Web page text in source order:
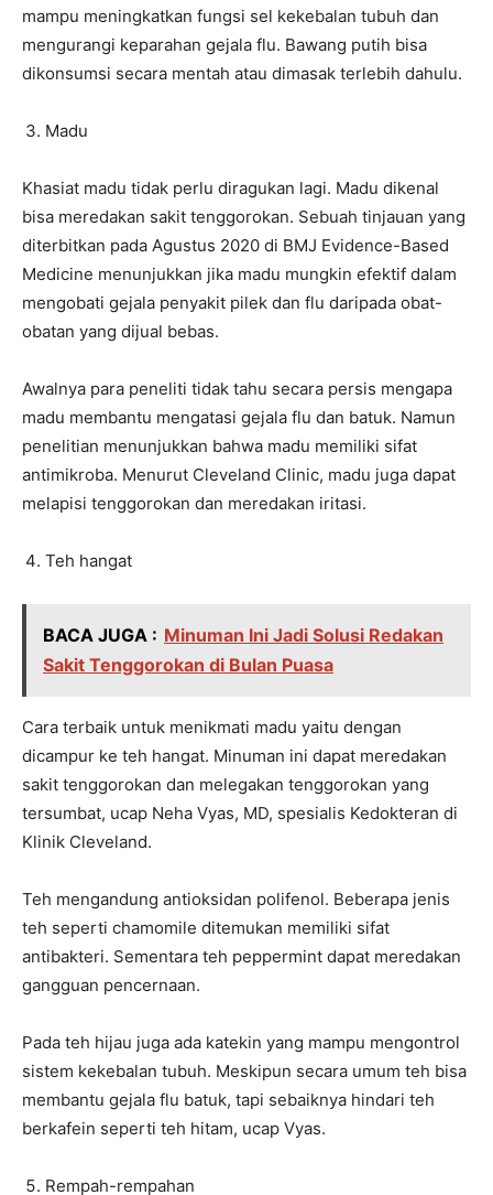
mampu meningkatkan fungsi sel kekebalan tubuh dan
mengurangi keparahan gejala flu. Bawang putih bisa
dikonsumsi secara mentah atau dimasak terlebih dahulu.
Madu
Khasiat madu tidak perlu diragukan lagi. Madu dikenal
bisa meredakan sakit tenggorokan. Sebuah tinjauan yang
diterbitkan pada Agustus 2020 di BMJ Evidence-Based
Medicine menunjukkan jika madu mungkin efektif dalam
mengobati gejala penyakit pilek dan flu daripada obat-
obatan yang dijual bebas.
Awalnya para peneliti tidak tahu secara persis mengapa
madu membantu mengatasi gejala flu dan batuk. Namun
penelitian menunjukkan bahwa madu memiliki sifat
antimikroba. Menurut Cleveland Clinic, madu juga dapat
melapisi tenggorokan dan meredakan iritasi.
Teh hangat
BACA JUGA : Minuman Ini Jadi Solusi Redakan
Sakit Tenggorokan di Bulan Puasa
Cara terbaik untuk menikmati madu yaitu dengan
dicampur ke teh hangat. Minuman ini dapat meredakan
sakit tenggorokan dan melegakan tenggorokan yang
tersumbat, ucap Neha Vyas, MD, spesialis Kedokteran di
Klinik Cleveland.
Teh mengandung antioksidan polifenol. Beberapa jenis
teh seperti chamomile ditemukan memiliki sifat
antibakteri. Sementara teh peppermint dapat meredakan
gangguan pencernaan.
Pada teh hijau juga ada katekin yang mampu mengontrol
sistem kekebalan tubuh. Meskipun secara umum teh bisa
membantu gejala flu batuk, tapi sebaiknya hindari teh
berkafein seperti teh hitam, ucap Vyas.
Rempah-rempahan